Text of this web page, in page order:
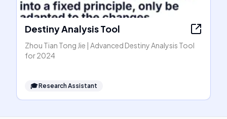
Destiny Analysis Tool
Zhou Tian Tong Jie | Advanced Destiny Analysis Tool
for 2024
🎓Research Assistant